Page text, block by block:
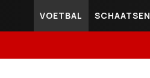
VOETBAL SCHAATSEN